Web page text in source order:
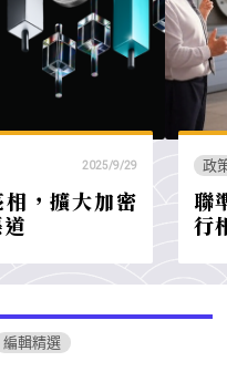
2025/9/29
，擴大加密
政
聯
行
編輯精選